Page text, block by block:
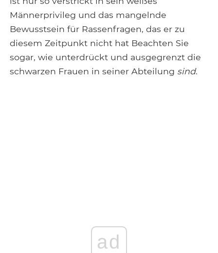
Männerprivileg und das mangelnde
Bewusstsein für Rassenfragen, das er zu
diesem Zeitpunkt nicht hat Beachten Sie
sogar, wie unterdrückt und ausgegrenzt die
schwarzen Frauen in seiner Abteilung sind.
ad